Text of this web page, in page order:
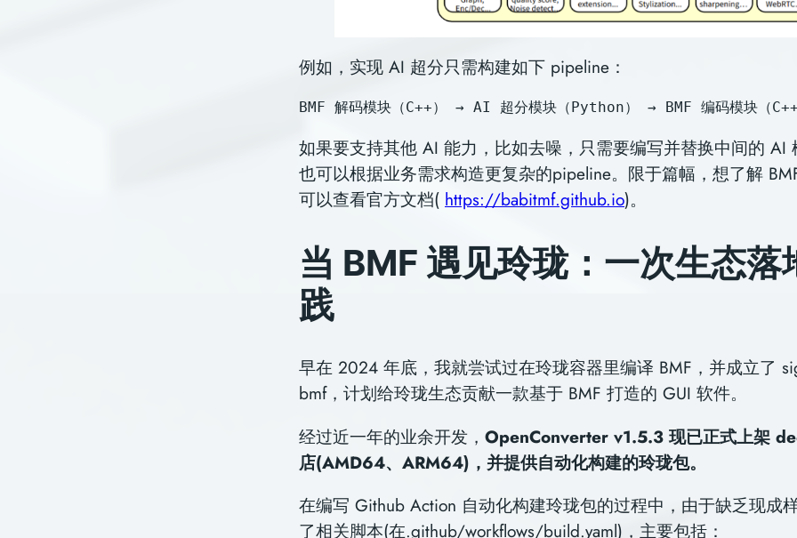
例如，实现 AI 超分只需构建如下 pipeline：
BMF 解码模块（C++） → AI 超分模块（Python） → BMF 编码模块（
如果要⽀持其他 AI 能⼒，⽐如去噪，只需要编写并替换中间的 AI
也可以根据业务需求构造更复杂的pipeline。限于篇幅，想了解
可以查看官⽅文档( https://babitmf.github.io)。
当 BMF 遇见玲珑：一次生态落
践
早在 2024 年底，我就尝试过在玲珑容器⾥编译 BMF，并成⽴了
bmf，计划给玲珑⽣态贡献⼀款基于 BMF 打造的 GUI 软件。
经过近一年的业余开发， OpenConverter v1.5.3 现已正式上架
店(AMD64、ARM64)，并提供自动化构建的玲珑包。
在编写 Github Action ⾃动化构建玲珑包的过程中，由于缺乏现成
了相关脚本(在.github/workflows/build.yaml)，主要包括：